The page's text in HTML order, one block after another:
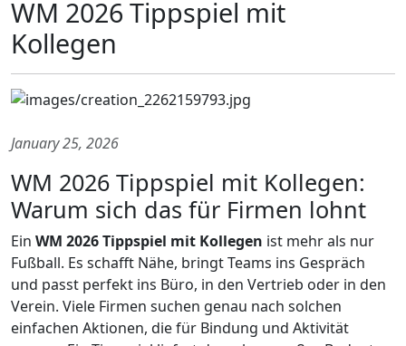
WM 2026 Tippspiel mit
Kollegen
January 25, 2026
WM 2026 Tippspiel mit Kollegen:
Warum sich das für Firmen lohnt
Ein WM 2026 Tippspiel mit Kollegen ist mehr als nur
Fußball. Es schafft Nähe, bringt Teams ins Gespräch
und passt perfekt ins Büro, in den Vertrieb oder in den
Verein. Viele Firmen suchen genau nach solchen
einfachen Aktionen, die für Bindung und Aktivität